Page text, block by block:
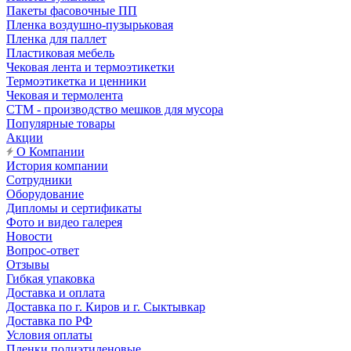
Пакеты фасовочные ПП
Пленка воздушно-пузырьковая
Пленка для паллет
Пластиковая мебель
Чековая лента и термоэтикетки
Термоэтикетка и ценники
Чековая и термолента
СТМ - производство мешков для мусора
Популярные товары
Акции
О Компании
История компании
Сотрудники
Оборудование
Дипломы и сертификаты
Фото и видео галерея
Новости
Вопрос-ответ
Отзывы
Гибкая упаковка
Доставка и оплата
Доставка по г. Киров и г. Сыктывкар
Доставка по РФ
Условия оплаты